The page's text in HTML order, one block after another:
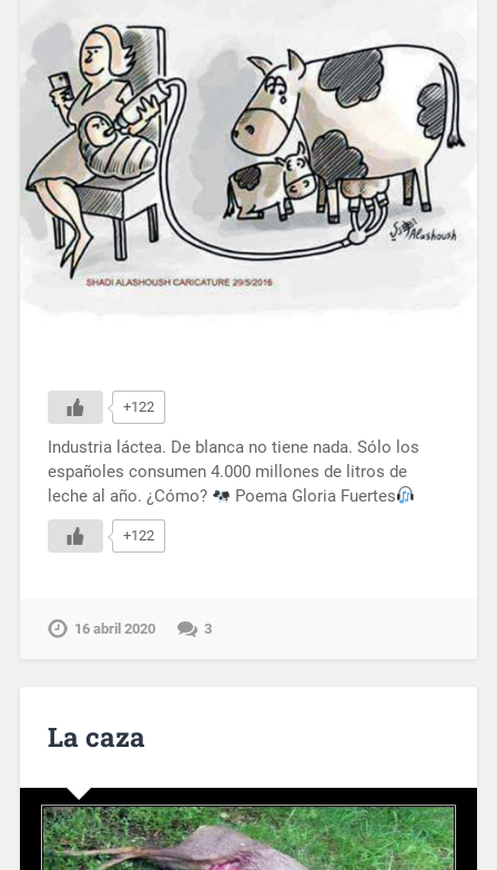
+122
Industria láctea. De blanca no tiene nada. Sólo los
españoles consumen 4.000 millones de litros de
leche al año. ¿Cómo?
Poema Gloria Fuertes
+122
16 abril 2020 3
La caza